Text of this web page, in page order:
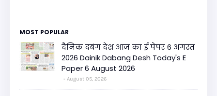
MOST POPULAR
दैनिक दबंग देश आज का ई पेपर 6 अगस्त
2026 Dainik Dabang Desh Today's E
Paper 6 August 2026
August 05, 2026